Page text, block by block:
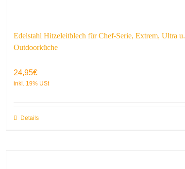
Edelstahl Hitzeleitblech für Chef-Serie, Extrem, Ultra u.
Outdoorküche
24,95€
Details